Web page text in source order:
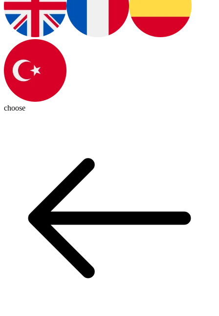
choose